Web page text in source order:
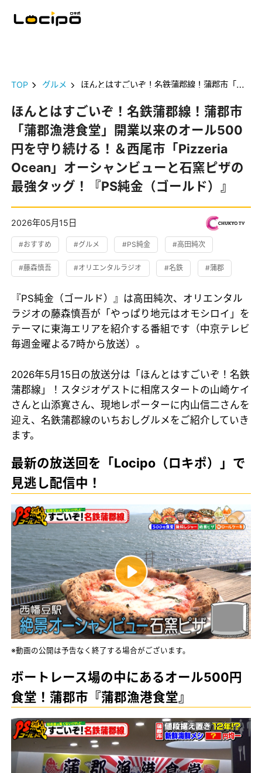
TOP グルメ ほんとはすごいぞ！名鉄蒲郡線！蒲郡市「蒲郡漁港食堂」開業以来のオール500円を守り続ける！＆西尾市「Pizzeria Ocean」オーシャンビューと石窯ピザの最強タッグ！『PS純金（ゴールド）』
ほんとはすごいぞ！名鉄蒲郡線！蒲郡市
「蒲郡漁港食堂」開業以来のオール500
円を守り続ける！＆西尾市「Pizzeria
Ocean」オーシャンビューと石窯ピザの
最強タッグ！『PS純金（ゴールド）』
2026年05月15日
#おすすめ #グルメ #PS純金 #高田純次
#藤森慎吾 #オリエンタルラジオ #名鉄 #蒲郡
『PS純金（ゴールド）』は高田純次、オリエンタル
ラジオの藤森慎吾が「やっぱり地元はオモシロイ」を
テーマに東海エリアを紹介する番組です（中京テレビ
毎週金曜よる7時から放送）。
2026年5月15日の放送分は「ほんとはすごいぞ！名鉄
蒲郡線」！スタジオゲストに相席スタートの山崎ケイ
さんと山添寛さん、現地レポーターに内山信二さんを
迎え、名鉄蒲郡線のいちおしグルメをご紹介していき
ます。
最新の放送回を「Locipo（ロキポ）」で
見逃し配信中！
※動画の公開は予告なく終了する場合がございます。
ボートレース場の中にあるオール500円
食堂！蒲郡市『蒲郡漁港食堂』